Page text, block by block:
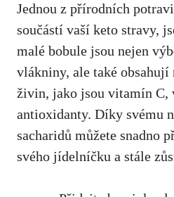
Jednou z přírodních
součástí vaší keto stravy,
malé bobule jsou nejen
vlákniny, ale také
živin, jako jsou vitamín C,
antioxidanty. Díky svému
sacharidů můžete snadno
svého jídelníčku a stále